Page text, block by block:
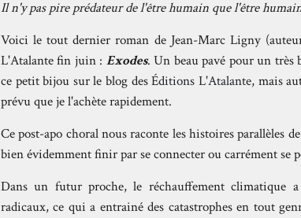
Il n'y pas pire prédateur de l'être humain que l'être
Voici le tout dernier roman de Jean-Marc Ligny
L'Atalante fin juin : Exodes. Un beau pavé pour un très
ce petit bijou sur le blog desÉditions L'Atalante, mais
prévu que je l'achète rapidement.
Ce post-apo choral nous raconte les histoires parallèles
bien évidemment finir par se connecter ou carrément se
Dans un futur proche, le réchauffement climatique
radicaux, ce qui a entrainé des catastrophes en tout